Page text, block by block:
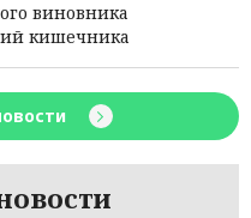
виновника
кишечника